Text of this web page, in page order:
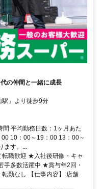
の仲間と一緒に成長
駅」より徒歩9分
平均勤務日数：1ヶ月あた
10：00～19：00 13：00～
ます。...
職歓迎 ★入社後研修・キャ
手多数活躍中 ★賞与年2回・
勤なし 【仕事内容】 店舗